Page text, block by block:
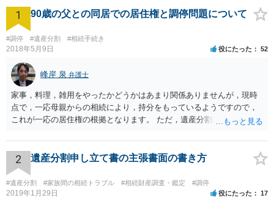
1 90歳の父との同居での居住権と調停問題について
#調停 #遺産分割 #相続手続き
2018年5月9日 役にたった 52
峰岸 泉 弁護士
家事，料理，雑用をやったかどうかはあまり関係ありませんが，現時
点で，一応母親からの相続により，持分をもっているようですので，
これが一応の居住権の根拠となります。 ただ，遺産分割により，母の
2 遺産分割申し立て書の主張書面の書き方
#遺産分割 #家族間の相続トラブル #相続財産調査・鑑定 #調停
2019年1月29日 役にたった 17